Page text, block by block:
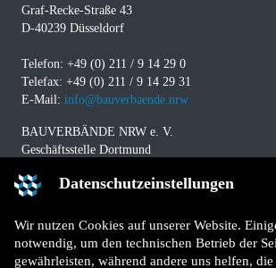
Datenschutzeinstellungen
Wir nutzen Cookies auf unserer Website.
notwendig, um den technischen Betrieb der
gewährleisten, während andere uns helfen,
Graf-Recke-Straße 43
D-40239 Düsseldorf
Telefon: +49 (0) 211 / 9 14 29 0
Telefax: +49 (0) 211 / 9 14 29 31
E-Mail: info@bauverbaende.nrw
BAUVERBÄNDE NRW e. V.
Geschäftsstelle Dortmund
D-44141 Dortmund
Telefon: +49 (0) 231 / 94 11 580
Telefax: +49 (0) 231 / 94 11 5840
E-Mail:info@bauverbaende.nrw